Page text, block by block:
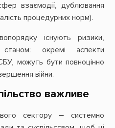
взаємодії, дублювання
процедурних норм).
існують ризики,
окремі аспекти
можуть бути повноцінно
війни.
важливе
сектору – системно